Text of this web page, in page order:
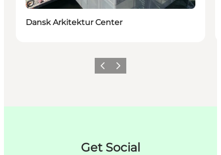
Bæredygtige oplevelser
Dansk Arkitektur Center
ForrigeNæste
Get Social